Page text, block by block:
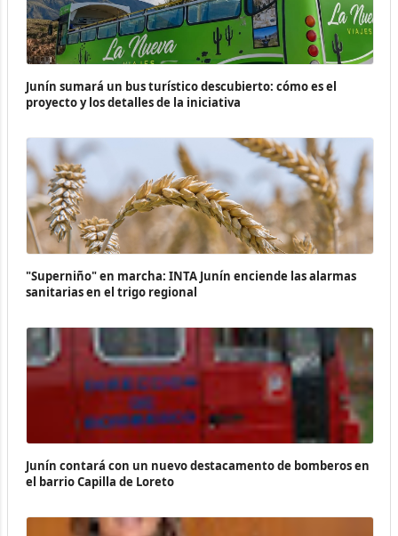
Junín sumará un bus turístico descubierto: cómo es el
proyecto y los detalles de la iniciativa
"Superniño" en marcha: INTA Junín enciende las alarmas
sanitarias en el trigo regional
Junín contará con un nuevo destacamento de bomberos en
el barrio Capilla de Loreto